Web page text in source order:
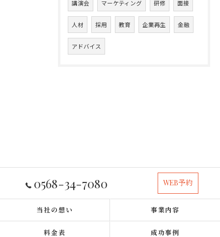
講演会 マーケティング 研修 面接
人材 採用 教育 企業再生 金融
アドバイス
0568-34-7080 WEB予約
当社の想い 事業内容
料金表 成功事例